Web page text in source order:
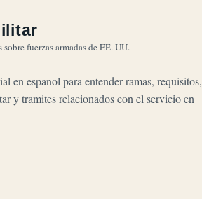
sobre fuerzas armadas de EE. UU.
en espanol para entender ramas, requisitos,
y tramites relacionados con el servicio en